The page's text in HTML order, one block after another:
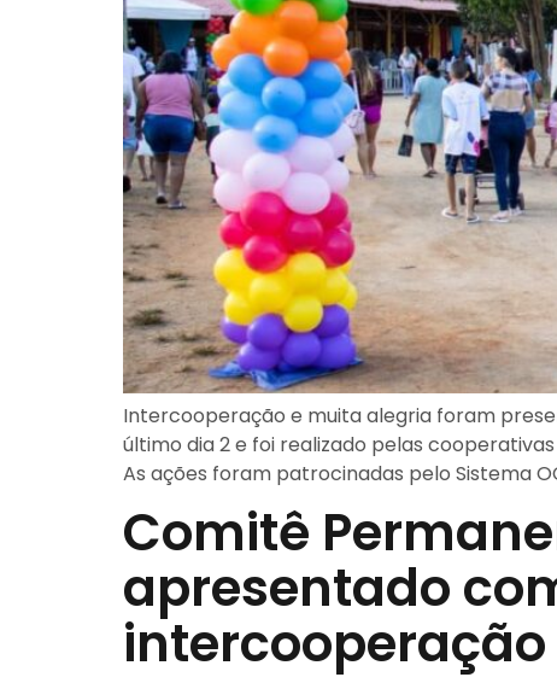
Intercooperação e muita alegria foram
último dia 2 e foi realizado pelas
As ações foram patrocinadas pelo Sistema
Comitê
apresentado
intercooperação